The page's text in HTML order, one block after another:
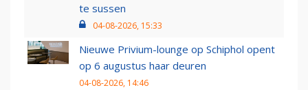
te sussen
04-08-2026, 15:33
Nieuwe Privium-lounge op Schiphol opent
op 6 augustus haar deuren
04-08-2026, 14:46